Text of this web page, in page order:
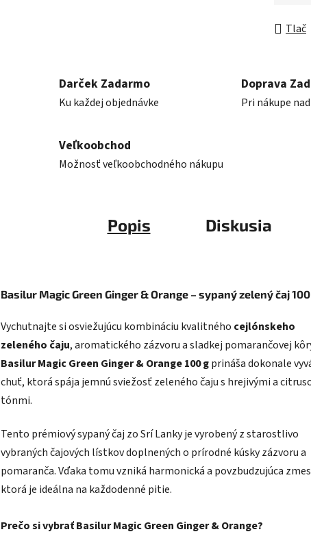
Tlač
Darček Zadarmo
Ku každej objednávke
Doprava
Pri nákupe
Veľkoobchod
Možnosť veľkoobchodného nákupu
Popis Diskusia
Basilur Magic Green Ginger & Orange – sypaný zelený čaj
Vychutnajte si osviežujúcu kombináciu kvalitného cejlónskeho
zeleného čaju, aromatického zázvoru a sladkej pomarančovej
Basilur Magic Green Ginger & Orange 100 gprináša dokonale
chuť, ktorá spája jemnú sviežosť zeleného čaju s hrejivými a
tónmi.
Tento prémiový sypaný čaj zo Srí Lanky je vyrobený z starostlivo
vybraných čajových lístkov doplnených o prírodné kúsky zázvoru a
pomaranča. Vďaka tomu vzniká harmonická a povzbudzujúca
ktorá je ideálna na každodenné pitie.
Prečo si vybrať Basilur Magic Green Ginger & Orange?